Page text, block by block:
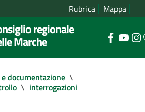
Rubrica Mappa
regionale
Marche
documentazione \
\ interrogazioni